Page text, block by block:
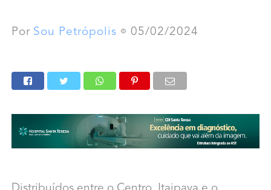
Por Sou Petrópolis 05/02/2024